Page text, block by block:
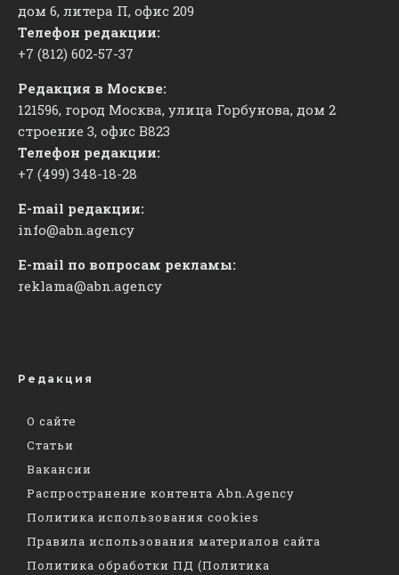
дом 6, литера П, офис 209
Телефон редакции:
+7 (812) 602-57-37
Редакция в Москве:
121596, город Москва, улица Горбунова, дом 2
строение 3, офис ​В823
Телефон редакции:
+7 (499) 348-18-28
E-mail редакции:
info@abn.agency
E-mail по вопросам рекламы:
reklama@abn.agency
Редакция
О сайте
Статьи
Вакансии
Распространение контента Abn.Agency
Политика использования cookies
Правила использования материалов сайта
Политика обработки ПД (Политика